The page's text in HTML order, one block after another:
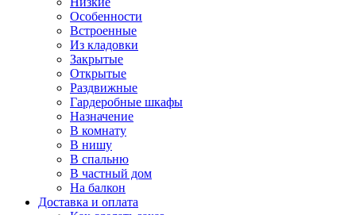
Особенности
Встроенные
Из кладовки
Закрытые
Открытые
Раздвижные
Гардеробные шкафы
Назначение
В комнату
В нишу
В спальню
В частный дом
На балкон
Доставка и оплата